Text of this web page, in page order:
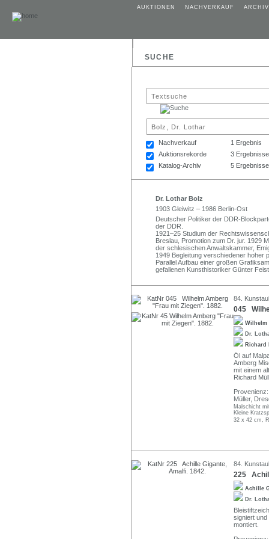
AUKTIONEN NACHVERKAUF ARCHIV
SUCHE
Nachverkauf
1 Ergebnis
Auktionsrekorde
3 Ergebnisse
Katalog-Archiv
5 Ergebnisse
Dr. Lothar Bolz
1903 Gleiwitz – 1986 Berlin-Ost
Deutscher Politiker der DDR-
der DDR.
1921–25 Studium der
Breslau, Promotion zum Dr. jur. 1929
der schlesischen Anwaltskammer,
1949 Begleitung verschiedener hoher
Parallel Aufbau einer großen
gefallenen Kunsthistoriker Günter
84.
045
Dr.
Öl auf
Amberg
mit einem
Richard
Müller,
Malschicht
Kleine
32 x 42 cm,
84.
225
Achille
Dr.
signiert und
montiert.